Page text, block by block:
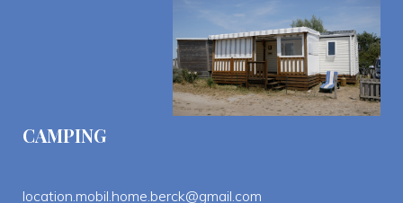
CAMPING
location.mobil.home.berck@gmail.com